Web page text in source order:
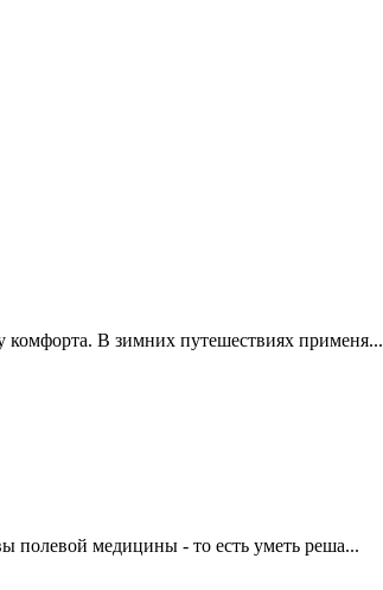
В зимних путешествиях применя...
полевой медицины - то есть уметь реша...